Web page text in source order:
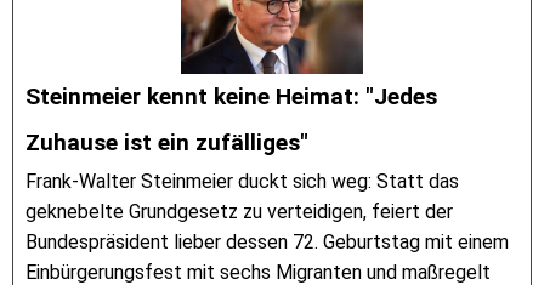
Steinmeier kennt keine Heimat: "Jedes
Zuhause ist ein zufälliges"
Frank-Walter Steinmeier duckt sich weg: Statt das
geknebelte Grundgesetz zu verteidigen, feiert der
Bundespräsident lieber dessen 72. Geburtstag mit einem
Einbürgerungsfest mit sechs Migranten und maßregelt